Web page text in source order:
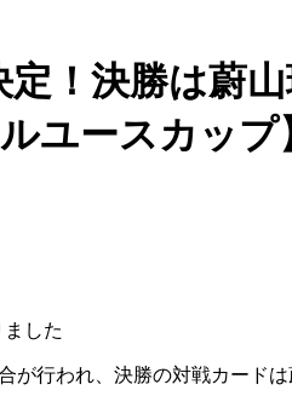
！決勝は蔚
ユースカップ
した
が行われ、決勝の対戦カー